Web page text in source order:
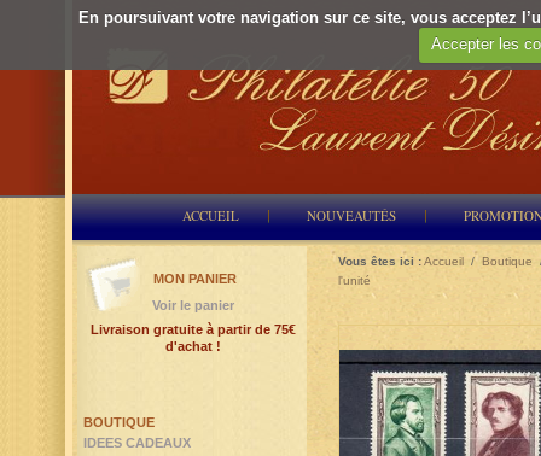
En poursuivant votre navigation sur ce site, vous acceptez
Accepter les
ACCUEIL NOUVEAUTÉS
Vous êtes ici :Accueil / Boutique
l'unité
BOUTIQUE
IDEES CADEAUX
MON PANIER
Voir le panier
Livraison gratuite à partir de 75€
d'achat !